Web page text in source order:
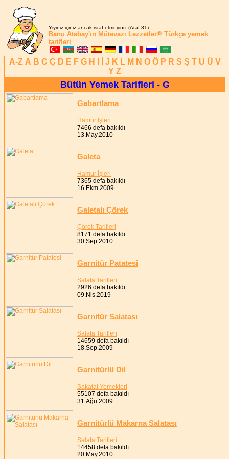
Yiyiniz içiniz ancak israf etmeyiniz (Araf 31)
Banu Atabay'ın Mütevazı Lezzetler® Türkçe yemek
tarifleri
A-Z A B C Ç D E F G H J K L M N O Ö P R S Ş T U Ü V
Y Z
Bütün Yemek Tarifleri - G
Gabartlama
Hamur İşleri
7466 defa bakıldı
13.May.2010
Galeta
Hamur İşleri
7365 defa bakıldı
16.Ekm.2009
Galetalı Çörek
Çörek Tarifleri
8171 defa bakıldı
30.Sep.2010
Garnitür Patatesi
Salata Tarifleri
2926 defa bakıldı
09.Nis.2019
Garnitür Salatası
Salata Tarifleri
14659 defa bakıldı
18.Sep.2009
Garnitürlü Dil
Sakatat Yemekleri
55107 defa bakıldı
31.Ağu.2009
Garnitürlü Makarna Salatası
Salata Tarifleri
14458 defa bakıldı
20.May.2010